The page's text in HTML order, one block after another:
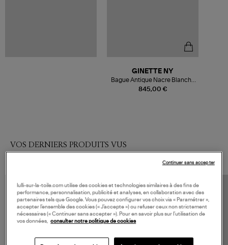
845,00 €
GINETTE NY
Bague Antique Nacre Blanche
Or Rose
VOS DERNIERS PRODUITS VUS
lulli-sur-la-toile.com utilise des cookies et technologies similaires à des fins de
performance, personnalisation, publicité et analyses, en collaboration avec des
partenaires tels que Google. Vous pouvez configurer vos choix via « Paramétrer »,
accepter l’ensemble des cookies (« J’accepte ») ou refuser ceux non strictement
nécessaires (« Continuer sans accepter »). Pour en savoir plus sur l’utilisation de
vos données,
consulter notre politique de cookies
Continuer sans accepter